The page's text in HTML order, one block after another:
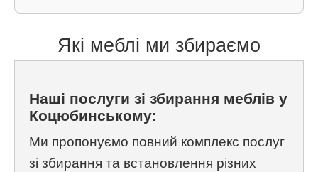
Які меблі ми збираємо
Наші послуги зі збирання меблів у
Коцюбинському:
Ми пропонуємо повний комплекс послуг
зі збирання та встановлення різних